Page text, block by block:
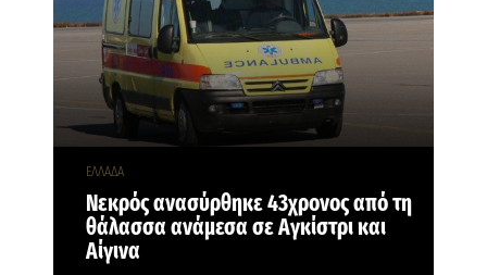
ΕΛΛΑΔΑ
Νεκρός ανασύρθηκε 43χρονος από τη
θάλασσα ανάμεσα σε Αγκίστρι και
Αίγινα